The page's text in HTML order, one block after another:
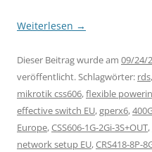
Weiterlesen →
Dieser Beitrag wurde am 09/24/
veröffentlicht. Schlagwörter: rds,
mikrotik css606,flexible
effective switch EU,gperx6,
Europe,CSS606-1G-2Gi-3S+OUT,
network setup EU,CRS418-8P-